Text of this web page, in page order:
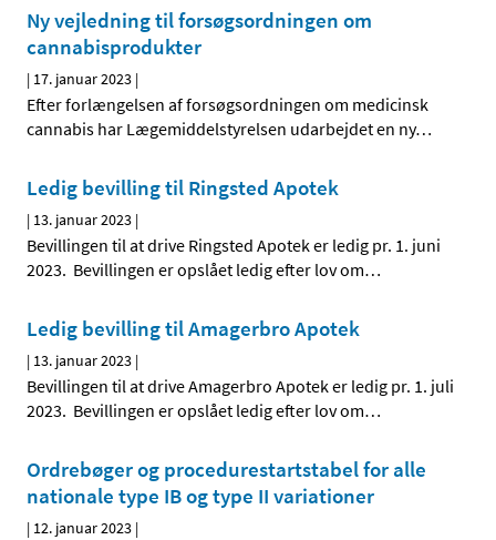
Ny vejledning til forsøgsordningen om
cannabisprodukter
| 17. januar 2023 |
Efter forlængelsen af forsøgsordningen om medicinsk
cannabis har Lægemiddelstyrelsen udarbejdet en ny…
Ledig bevilling til Ringsted Apotek
| 13. januar 2023 |
Bevillingen til at drive Ringsted Apotek er ledig pr. 1. juni
2023. Bevillingen er opslået ledig efter lov om…
Ledig bevilling til Amagerbro Apotek
| 13. januar 2023 |
Bevillingen til at drive Amagerbro Apotek er ledig pr. 1. juli
2023. Bevillingen er opslået ledig efter lov om…
Ordrebøger og procedurestartstabel for alle
nationale type IB og type II variationer
| 12. januar 2023 |